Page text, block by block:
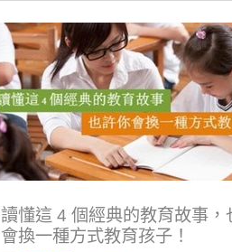
讀懂這 4 個經典的教育故事，
會換一種方式教育孩子！